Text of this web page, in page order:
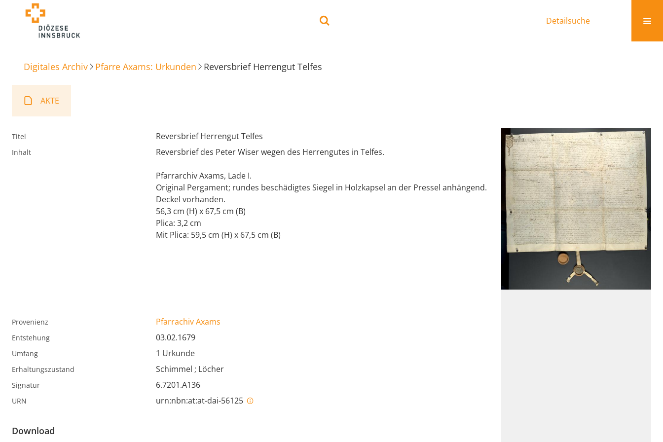
Detailsuche
Digitales Archiv Pfarre Axams: Urkunden Reversbrief Herrengut Telfes
AKTE
Titel Reversbrief Herrengut Telfes
Inhalt Reversbrief des Peter Wiser wegen des Herrengutes in Telfes.
Pfarrarchiv Axams, Lade I.
Original Pergament; rundes beschädigtes Siegel in Holzkapsel an der Pressel anhängend.
Deckel vorhanden.
56,3 cm (H) x 67,5 cm (B)
Plica: 3,2 cm
Mit Plica: 59,5 cm (H) x 67,5 cm (B)
Provenienz Pfarrachiv Axams
Entstehung 03.02.1679
Umfang 1 Urkunde
Erhaltungszustand Schimmel ; Löcher
Signatur 6.7201.A136
URN urn:nbn:at:at-dai-56125
Download